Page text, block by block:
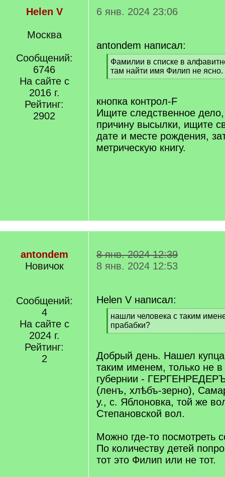
Helen V
Москва
Сообщений:
6746
На сайте с
2016 г.
Рейтинг:
2902
6 янв. 2024 23:06
antondem написал:
[
q
]
Фамилии в списке в
там найти имя Филип не ясно.
[
q
]
кнопка контрол-F
Ищите следственное
причину высылки, ищите
дате и месте рождения,
метрическую книгу.
antondem
Новичок
Сообщений:
4
На сайте с
2024 г.
Рейтинг:
2
8 янв. 2024 12:39
8 янв. 2024 12:53
Helen V написал:
[
q
]
нашли человека с таким
прабабки?
[
q
]
Добрый день. Нашел купца
таким именем, только не
губернии -
(ленъ, хлѣбъ-зерно),
у., с. Яблоновка, той же
Степановской вол.
Можно где-то посмотреть
По количеству детей
тот это Филип или не тот.